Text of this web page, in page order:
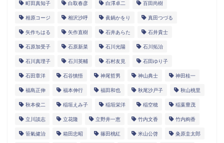
町田真知子 白取春彦 白澤卓二 百田尚樹
相原コージ 相沢沙呼 眞鍋かをり 真田つづる
矢作ちはる 矢作直樹 石井あらた 石井貴士
石原加受子 石原新菜 石川光陽 石川拓治
石川真理子 石川英輔 石村友見 石田ゆり子
石田章洋 石谷慎悟 神尾哲男 神山典士 神田桂一
福島正伸 福本伸行 福田和也 秋尾沙戸子 秋山桃里
秋本俊二 稲垣えみ子 稲垣栄洋 稲空穂 稲葉豊茂
立川談志 立花隆 立野井一恵 竹内文香 竹内絢香
笹氣健治 箱田忠昭 篠田桃紅 米山公啓 粂原圭太郎